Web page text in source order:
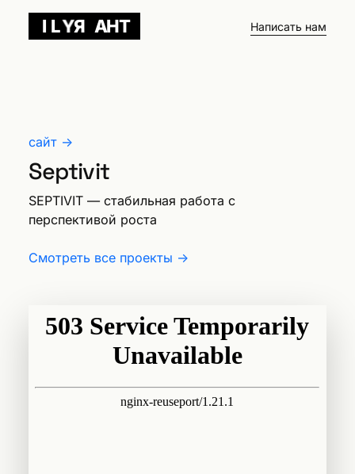
I LYЯ АНT Написать нам
сайт →
Septivit
SEPTIVIT — cтабильная работа с
перспективой роста
Смотреть все проекты →